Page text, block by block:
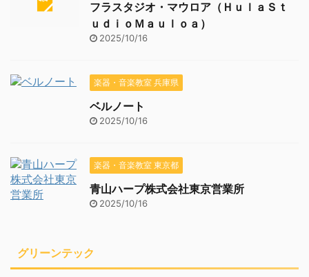
フラスタジオ・マウロア（ＨｕｌａＳｔ
ｕｄｉｏＭａｕｌｏａ）
2025/10/16
楽器・音楽教室 兵庫県
ベルノート
2025/10/16
楽器・音楽教室 東京都
青山ハープ株式会社東京営業所
2025/10/16
グリーンテック